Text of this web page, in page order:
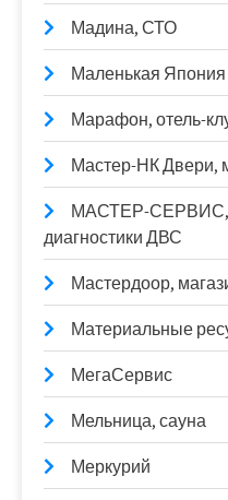
Мадина, СТО
Маленькая Япония
Марафон, отель-
Мастер-НК Двери,
МАСТЕР-СЕРВИС,
диагностики ДВС
Мастердоор,
Материальные
МегаСервис
Мельница, сауна
Меркурий